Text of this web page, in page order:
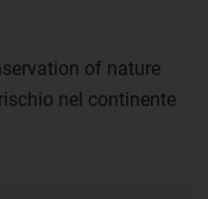
of nature
nel continente